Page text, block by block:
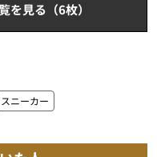
を見る（6枚）
スニーカー